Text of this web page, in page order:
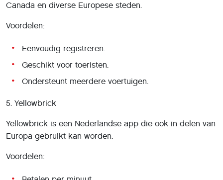
Canada en diverse Europese steden.
Voordelen:
Eenvoudig registreren.
Geschikt voor toeristen.
Ondersteunt meerdere voertuigen.
5. Yellowbrick
Yellowbrick is een Nederlandse app die ook in delen van
Europa gebruikt kan worden.
Voordelen: